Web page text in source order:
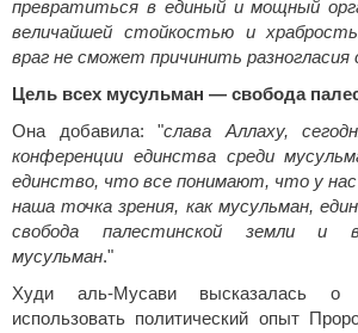
превратиться в единый и мощный
величайшей стойкостью и
враг не сможет причинить разногласия
Цель всех мусульман — свобода
Она добавила: "слава Аллаху,
конференции единства среди
единство, что все понимают, что у
наша точка зрения, как мусульман,
свобода палестинской земли и
мусульман."
Худи аль-Мусави высказалась
использовать политический опыт